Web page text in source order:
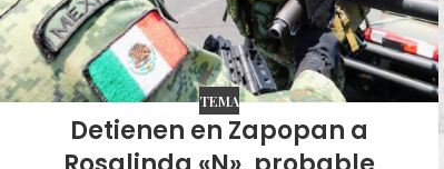
TEMA
Detienen en Zapopan a